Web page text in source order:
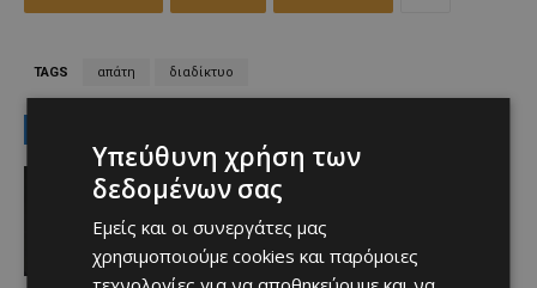
TAGS απάτη διαδίκτυο
Αθλητικά
Μια συγκλονιστική εξομολόγηση του
Μέσι για τον πατέρα του (ΒΙΝΤΕΟ)
09/08/2026
Υπεύθυνη χρήση των
δεδομένων σας
Εμείς και οι συνεργάτες μας
χρησιμοποιούμε cookies και παρόμοιες